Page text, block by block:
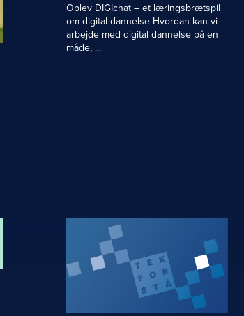
Oplev DIGIchat – et læringsbrætspil
om digital dannelse Hvordan kan vi
arbejde med digital dannelse på en
måde, ...